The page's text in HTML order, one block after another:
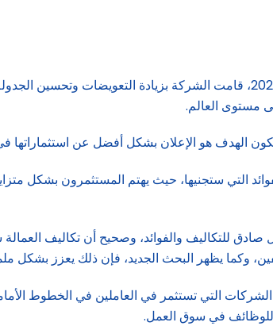
وذكرت بلومبرج مؤخراً أنه بعد استقالة ثلث موظفين إيكيا عام 2022،
الهدف هو الإعلان بشكل أفضل عن استثماراتها
التي ستجنيها، حيث يهتم المستثمرون بشكل
للتكاليف والفوائد، وصحيح أن تكاليف
وكما يظهر البحث الجديد، فإن ذلك يعزز
التي تستثمر في العاملين في الخطوط
للوظائف في سوق العمل.